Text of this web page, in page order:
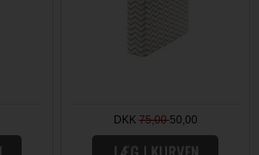
DKK 75,0050,00